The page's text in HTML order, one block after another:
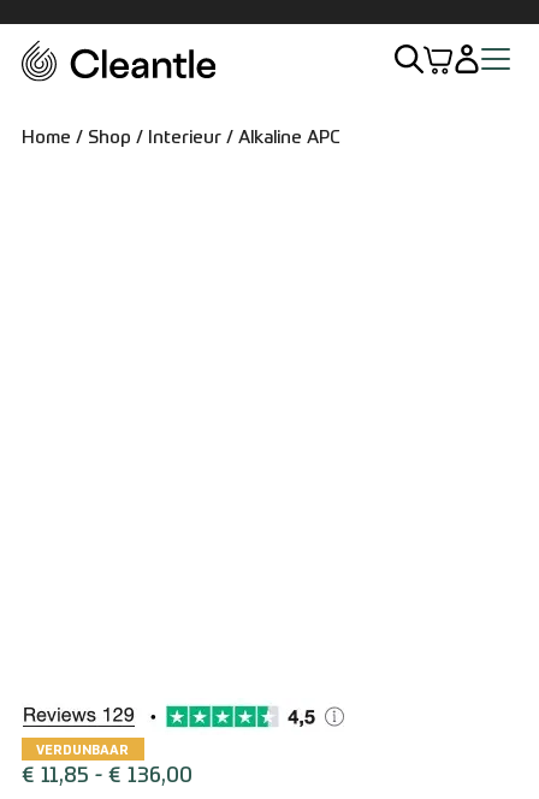
Home
Levering en verzending
Home / Shop / Interieur / Alkaline APC
Alkaline APC
VERDUNBAAR
€ 11,85 - € 136,00